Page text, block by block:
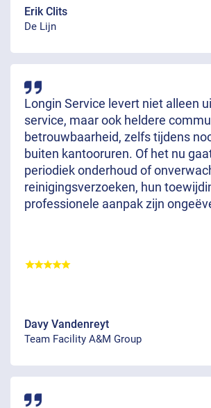
Erik Clits
De Lijn
Longin Service levert niet alleen
service, maar ook heldere
betrouwbaarheid, zelfs tijdens
buiten kantooruren. Of het nu
periodiek onderhoud of
reinigingsverzoeken, hun
professionele aanpak zijn
Davy Vandenreyt
Team Facility A&M Group